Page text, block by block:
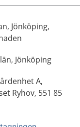
Jönköping,
Jönköping
A,
Ryhov, 551 85